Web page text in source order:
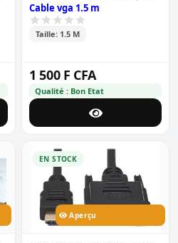
Cable vga 1.5 m
Taille: 1.5 M
1 500 F CFA
Qualité : Bon Etat
EN STOCK
Aperçu